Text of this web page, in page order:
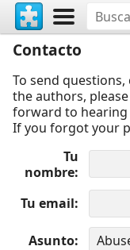
Contacto
To send
the authors,
forward to
If you forgot your
Tu
nombre
Tu email
Asunto